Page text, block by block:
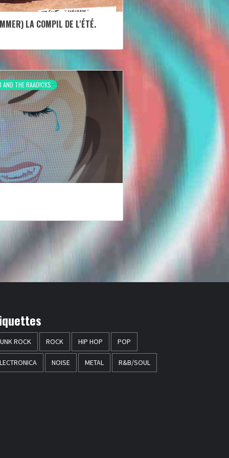
LA COMPIL DE L'ÉTÉ.
AND THE RAADICKS
ROCK ROCK HIP HOP POP
NOISE METAL R&B/SOUL